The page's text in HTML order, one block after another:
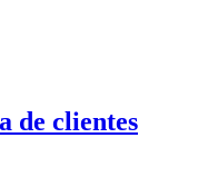
de clientes